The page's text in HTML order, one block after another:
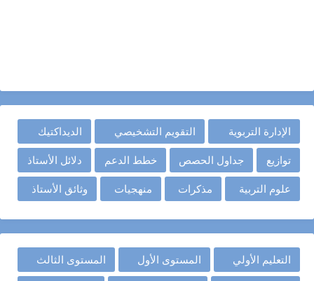
الإدارة التربوية التقويم التشخيصي الديداكتيك
توازيع جداول الحصص خطط الدعم دلائل الأستاذ
علوم التربية مذكرات منهجيات وثائق الأستاذ
التعليم الأولي المستوى الأول المستوى الثالث